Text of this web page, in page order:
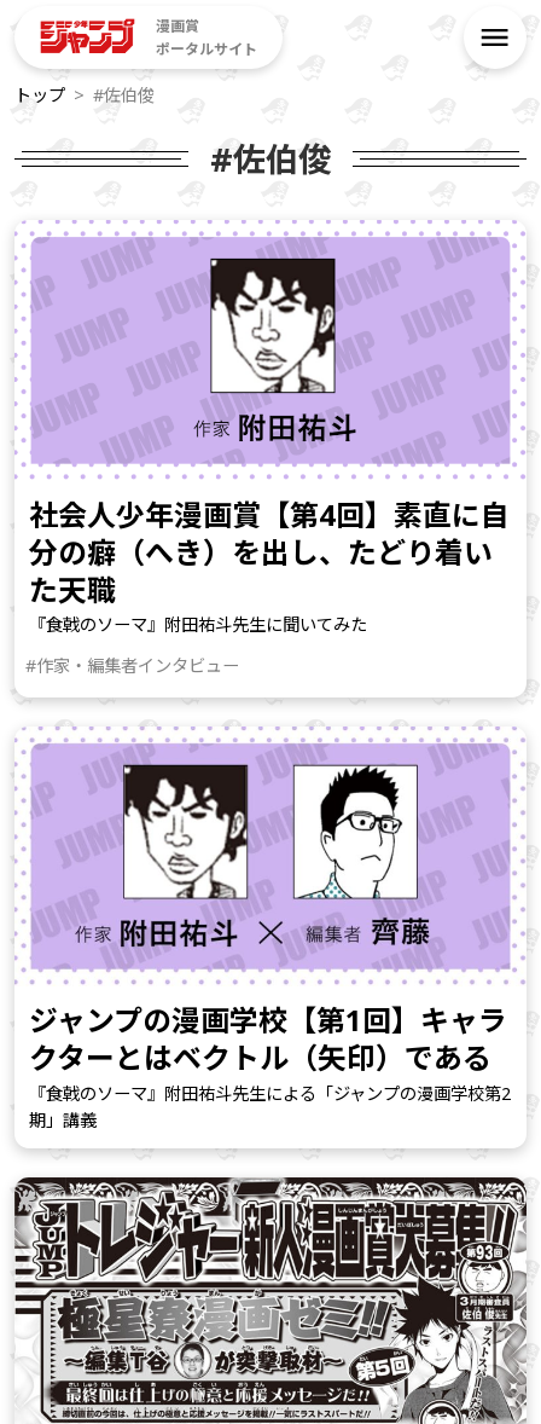
漫画賞
ポータルサイト
トップ #佐伯俊
#佐伯俊
社会人少年漫画賞【第4回】素直に自
分の癖（へき）を出し、たどり着い
た天職
『食戟のソーマ』附田祐斗先生に聞いてみた
#作家・編集者インタビュー
ジャンプの漫画学校【第1回】キャラ
クターとはベクトル（矢印）である
『食戟のソーマ』附田祐斗先生による「ジャンプの漫画学校第2
期」講義